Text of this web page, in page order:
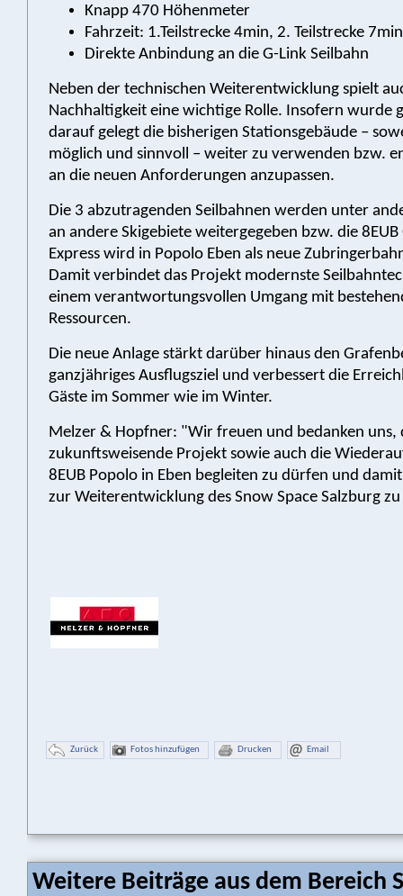
Knapp 470 Höhenmeter
Fahrzeit: 1.Teilstrecke 4min, 2. Teilstrecke 7min
Direkte Anbindung an die G-Link Seilbahn
Neben der technischen Weiterentwicklung spielt
Nachhaltigkeit eine wichtige Rolle. Insofern wurde
darauf gelegt die bisherigen Stationsgebäude –
möglich und sinnvoll – weiter zu verwenden bzw.
an die neuen Anforderungen anzupassen.
Die 3 abzutragenden Seilbahnen werden unter
an andere Skigebiete weitergegeben bzw. die
Express wird in Popolo Eben als neue
Damit verbindet das Projekt modernste
einem verantwortungsvollen Umgang mit
Ressourcen.
Die neue Anlage stärkt darüber hinaus den
ganzjähriges Ausflugsziel und verbessert die
Gäste im Sommer wie im Winter.
Melzer & Hopfner: "Wir freuen und bedanken uns,
zukunftsweisende Projekt sowie auch die
8EUB Popolo in Eben begleiten zu dürfen und
zur Weiterentwicklung des Snow Space Salzburg
Zurück Fotos hinzufügen Drucken Email
Weitere Beiträge aus dem Bereich